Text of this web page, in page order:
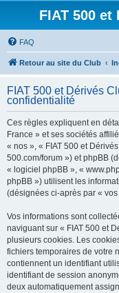
FIAT 500 et
FAQ
Retour au site du Club
FIAT 500 et Dérivés
confidentialité
Ces règles expliquent en
France » et ses sociétés
« nos », « FIAT 500 et
500.com/forum ») et phpBB
« logiciel phpBB », «
phpBB ») utilisent les
(désignées ci-après par «
Vos informations sont
naviguant sur « FIAT 500 et
plusieurs cookies. Les
fichiers temporaires de votre
contiennent un identifiant
identifiant de session
deux automatiquement